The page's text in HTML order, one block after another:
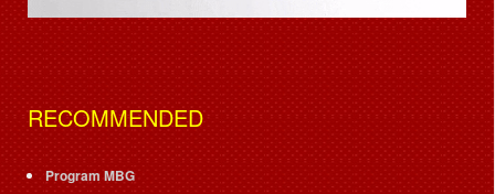
RECOMMENDED
Program MBG